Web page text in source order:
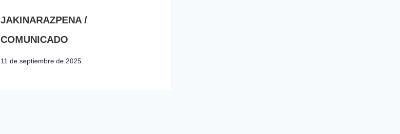
JAKINARAZPENA /
COMUNICADO
11 de septiembre de 2025